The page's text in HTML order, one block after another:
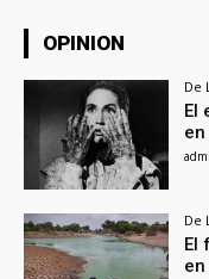
OPINION
De
El
De
El